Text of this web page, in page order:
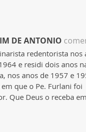
DE ANTONIO
redentorista nos
e residi dois anos
nos anos de 1957 e
que o Pe. Furlani foi
Que Deus o receba